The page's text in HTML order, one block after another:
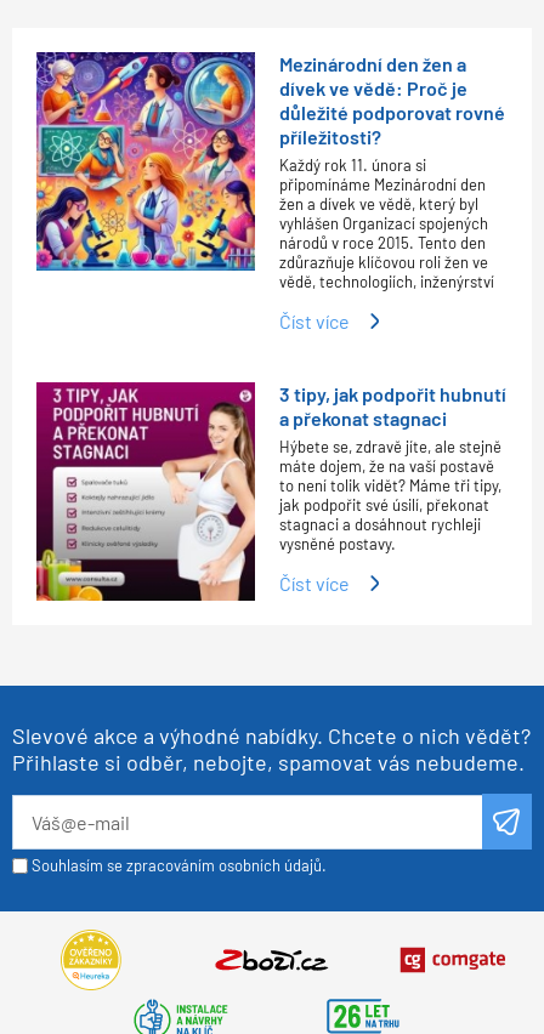
Mezinárodní den žen a
dívek ve vědě: Proč je
důležité podporovat rovné
příležitosti?
Každý rok 11. února si
připomínáme Mezinárodní den
žen a dívek ve vědě, který byl
vyhlášen Organizací spojených
národů v roce 2015. Tento den
zdůrazňuje klíčovou roli žen ve
vědě, technologiích, inženýrství
Číst více
3 tipy, jak podpořit hubnutí
a překonat stagnaci
Hýbete se, zdravě jíte, ale stejně
máte dojem, že na vaší postavě
to není tolik vidět? Máme tři tipy,
jak podpořit své úsilí, překonat
stagnaci a dosáhnout rychleji
vysněné postavy.
Číst více
Slevové akce a výhodné nabídky. Chcete o nich vědět?
Přihlaste si odběr, nebojte, spamovat vás nebudeme.
Souhlasím se zpracováním osobních údajů.